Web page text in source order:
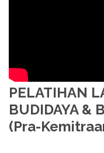
PELATIHAN
BUDIDAYA &
(Pra-